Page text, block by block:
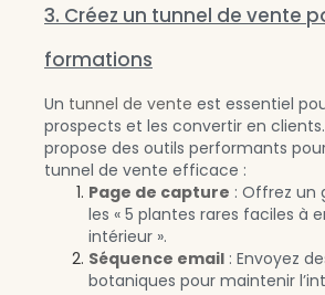
3. Créez un tunnel de vente
formations
Un tunnel de vente est essentiel
prospects et les convertir en clients.
propose des outils performants
tunnel de vente efficace :
Page de capture : Offrez un
les « 5 plantes rares faciles à
intérieur ».
Séquence email : Envoyez
botaniques pour maintenir